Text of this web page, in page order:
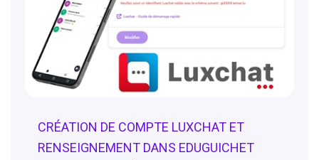
CRÉATION DE COMPTE LUXCHAT ET
RENSEIGNEMENT DANS EDUGUICHET